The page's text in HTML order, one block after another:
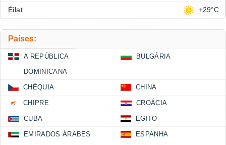
Éilat +29°C
Países:
A REPÚBLICA
DOMINICANA
BULGÁRIA
CHÉQUIA CHINA
CHIPRE CROÁCIA
CUBA EGITO
EMIRADOS ÁRABES
ESPANHA